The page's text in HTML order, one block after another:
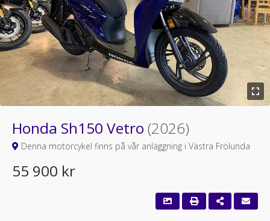
Honda Sh150 Vetro (2026)
Denna motorcykel finns på vår anläggning i Västra Frölunda
55 900 kr